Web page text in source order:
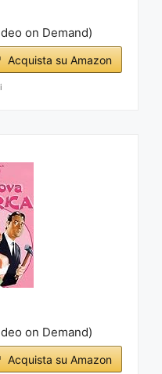
on Demand)
Acquista su Amazon
on Demand)
Acquista su Amazon